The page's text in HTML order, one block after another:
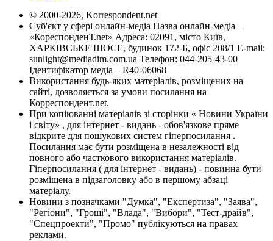
© 2000-2026, Korrespondent.net
Суб'єкт у сфері онлайн-медіа Назва онлайн-медіа –
«КореспонденТ.net» Адреса: 02091, місто Київ,
ХАРКІВСЬКЕ ШОСЕ, будинок 172-Б, офіс 208/1 E-mail:
sunlight@mediadim.com.ua Телефон: 044-205-43-00
Ідентифікатор медіа – R40-06068
Використання будь-яких матеріалів, розміщених на
сайті, дозволяється за умови посилання на
Корреспондент.net.
При копіюванні матеріалів зі сторінки « Новини України
і світу» , для інтернет - видань - обов'язкове пряме
відкрите для пошукових систем гіперпосилання .
Посилання має бути розміщена в незалежності від
повного або часткового використання матеріалів.
Гіперпосилання ( для інтернет - видань) - повинна бути
розміщена в підзаголовку або в першому абзаці
матеріалу.
Новини з позначками "Думка", "Експертиза", "Заява",
"Регіони", "Гроші", "Влада", "Вибори", "Тест-драйв",
"Спецпроекти", "Промо" публікуються на правах
реклами.